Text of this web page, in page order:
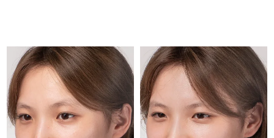
O NAS
Indonezja
Oczekiwany czas dostawy
8/8/26
Irlandia
Oczekiwany czas dostawy
8/10/26
Wyspa Man
Oczekiwany czas dostawy
8/12/26